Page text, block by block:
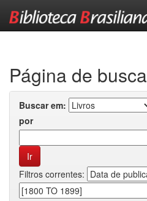
Página de busca
Buscar em:
por
Filtros correntes: